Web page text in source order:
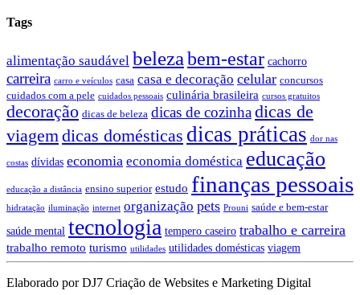
Tags
alimentação saudável belezabem-estar cachorro
carreira carro e veículos casa casa e decoração celular concursos
cuidados com a pele cuidados pessoais culinária brasileira cursos gratuitos
decoração dicas de beleza dicas de cozinhadicas de
viagem dicas domésticas dicas práticas dor nas
costas dívidas economia economia doméstica educação
educação a distância ensino superior estudo finanças pessoais
hidratação iluminação internet organização pets Prouni saúde e bem-estar
saúde mental tecnologia tempero caseiro trabalho e carreira
trabalho remoto turismo utilidades utilidades domésticas viagem
Elaborado por DJ7 Criação de Websites e Marketing Digital